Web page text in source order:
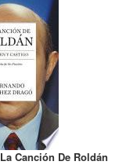
La Canción De Roldán